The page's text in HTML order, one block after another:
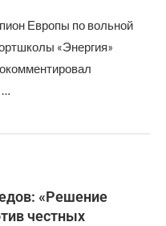
Европы по вольной
«Энергия»
…
«Решение
честных